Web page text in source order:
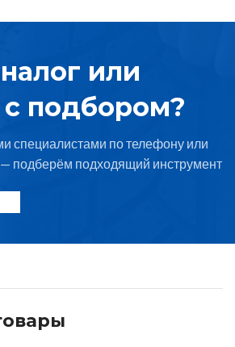
или
подбором?
специалистами по телефону или
— подберём подходящий инструмент